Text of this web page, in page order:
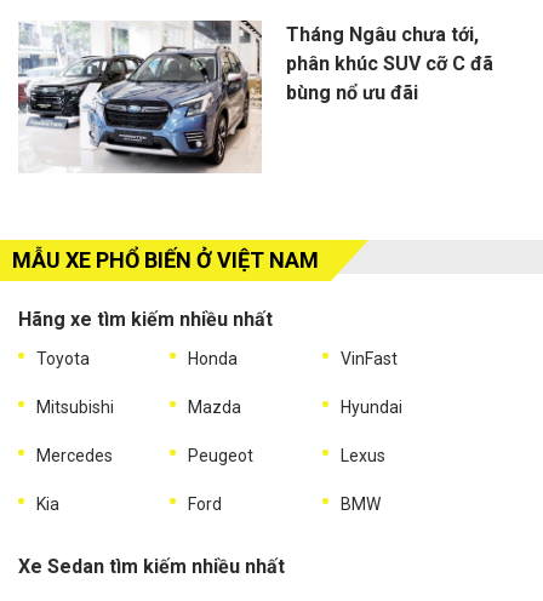
Tháng Ngâu chưa tới,
phân khúc SUV cỡ C đã
bùng nổ ưu đãi
MẪU XE PHỔ BIẾN Ở VIỆT NAM
Hãng xe tìm kiếm nhiều nhất
Toyota Honda VinFast
Mitsubishi Mazda Hyundai
Mercedes Peugeot Lexus
Kia Ford BMW
Xe Sedan tìm kiếm nhiều nhất